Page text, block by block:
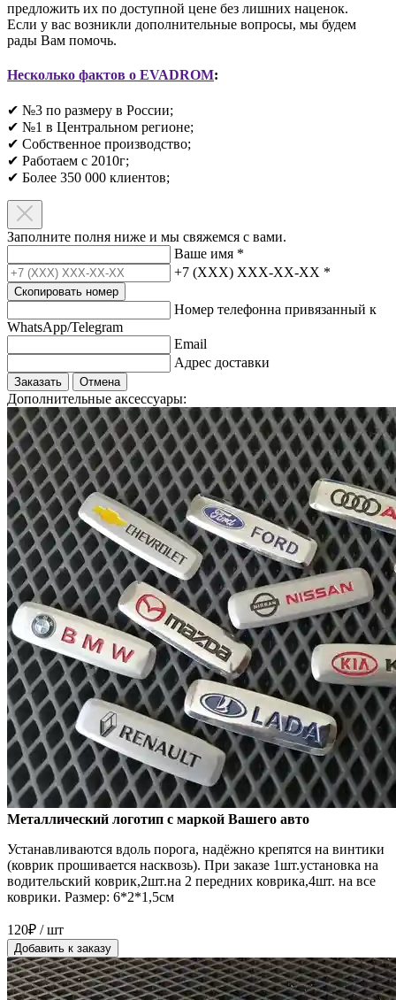
предложить их по доступной цене без лишних наценок.
Если у вас возникли дополнительные вопросы, мы будем
рады Вам помочь.
Несколько фактов о EVADROM:
✔ №3 по размеру в России;
✔ №1 в Центральном регионе;
✔ Собственное производство;
✔ Работаем с 2010г;
✔ Более 350 000 клиентов;​
Заполните полня ниже и мы свяжемся с вами.
Ваше имя *
+7 (XXX) XXX-XX-XX *
Скопировать номер
Номер телефонна привязанный к
WhatsApp/Telegram
Email
Адрес доставки
Заказать Отмена
Дополнительные аксессуары:
Металлический логотип с маркой Вашего авто
Устанавливаются вдоль порога, надёжно крепятся на винтики
(коврик прошивается насквозь). При заказе 1шт.установка на
водительский коврик,2шт.на 2 передних коврика,4шт. на все
коврики. Размер: 6*2*1,5см
120₽ / шт
Добавить к заказу